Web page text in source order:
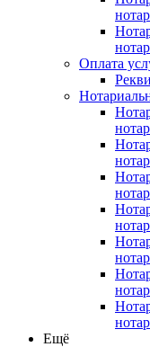
Оплата
Ещё